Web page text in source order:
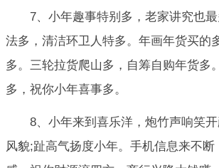
7、小年趣事特别多，老家讲究也
法多，清洁环卫人特多。年画年货买的
多。三轮拉货爬山多，自筹自购年货多
多，祝你小年喜事多。
8、小年来到喜乐洋，炮竹声响笑
风貌;趾高气扬度小年。手机信息来不断